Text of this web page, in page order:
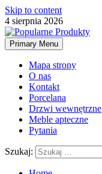
Skip to content
4 sierpnia 2026
Primary Menu
Mapa strony
O nas
Kontakt
Porcelana
Drzwi wewnętrzne
Meble apteczne
Pytania
Szukaj: